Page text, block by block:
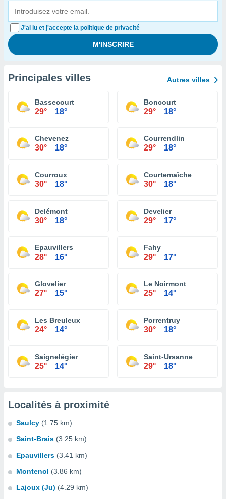
J'ai lu et j'accepte la politique de privacité
Principales villes Autres villes
Bassecourt
29° 18°
Boncourt
29° 18°
Chevenez
30° 18°
Courrendlin
29° 18°
Courroux
30° 18°
Courtemaîche
30° 18°
Delémont
30° 18°
Develier
29° 17°
Epauvillers
28° 16°
Fahy
29° 17°
Glovelier
27° 15°
Le Noirmont
25° 14°
Les Breuleux
24° 14°
Porrentruy
30° 18°
Saignelégier
25° 14°
Saint-Ursanne
29° 18°
Localités à proximité
Saulcy (1.75 km)
Saint-Brais (3.25 km)
Epauvillers (3.41 km)
Montenol (3.86 km)
Lajoux (Ju) (4.29 km)